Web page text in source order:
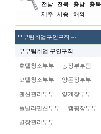
전남
전북 충남
충북
제주
세종 해외
부부팀취업구인구직~~
부부팀취업 구인구직
호텔청소부부 농장부부팀
모텔청소부부 양돈장부부
펜션관리부부 양계장부부
플빌라펜션부부 캠핑장부부
별장관리부부